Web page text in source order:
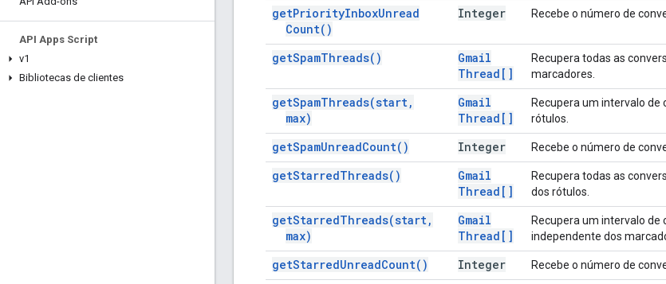
API Apps Script
v1
Bibliotecas de clientes
getPriorityInboxUnread
Count( )
Integer Recebe o número de
getSpamThreads( )
Gmail
Thread[]
Recupera todas as
marcadores.
getSpamThreads(start,
max)
Gmail
Thread[]
Recupera um intervalo de
rótulos.
getSpamUnreadCount( ) Integer Recebe o número de
getStarredThreads( )
Gmail
Thread[]
Recupera todas as
dos rótulos.
getStarredThreads(start,
max)
Gmail
Thread[]
Recupera um intervalo
independente dos
getStarredUnreadCount( ) Integer Recebe o número de